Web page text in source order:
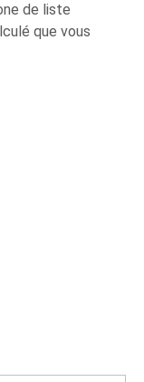
de liste
que vous